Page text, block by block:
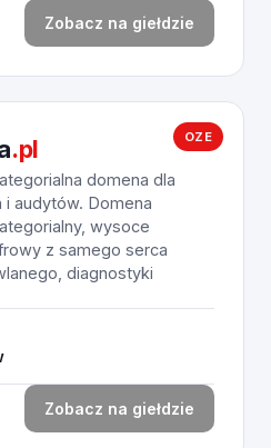
Zobacz na giełdzie
OZE
.pl
domena dla
audytów. Domena
wysoce
z samego serca
diagnostyki
Zobacz na giełdzie